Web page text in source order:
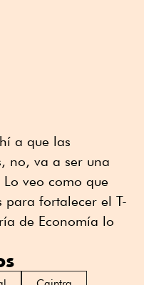
a que las
no, va a ser una
veo como que
para fortalecer el T-
de Economía lo